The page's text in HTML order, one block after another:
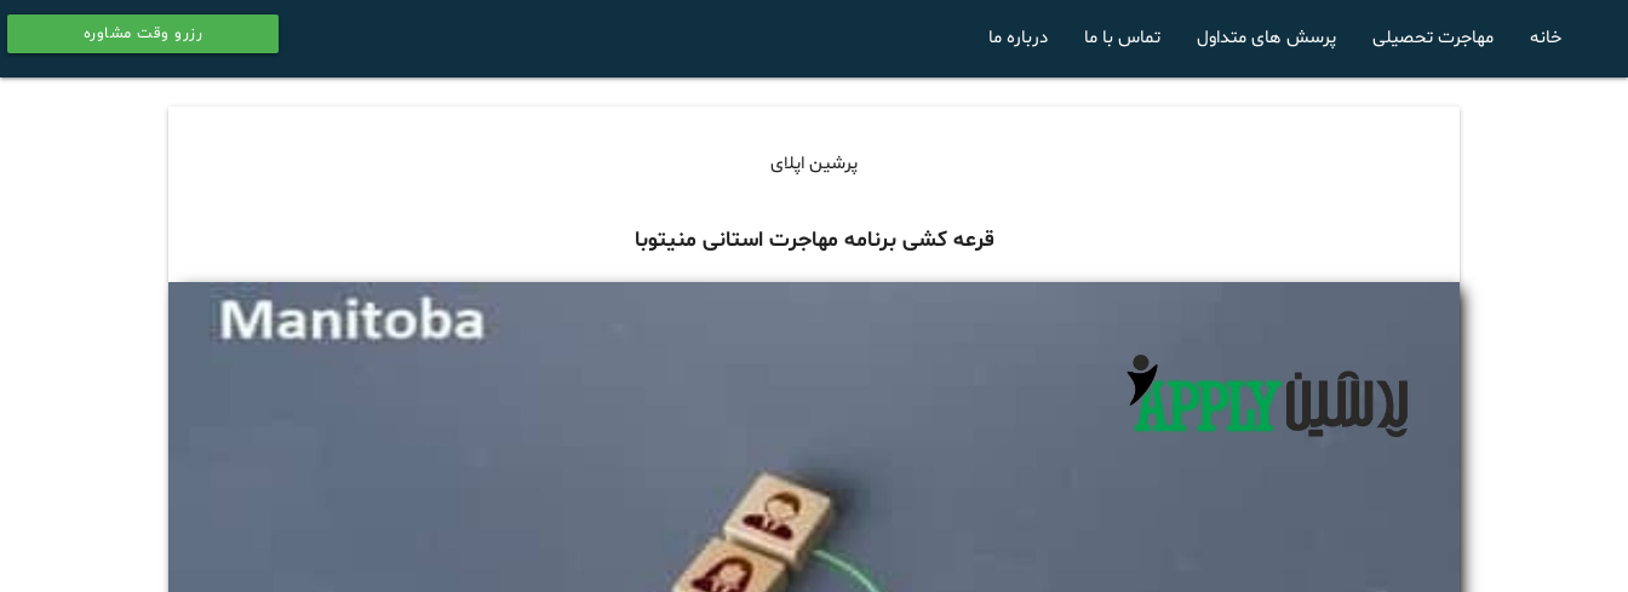
رزرو وقت مشاوره
calendar
خانه مهاجرت تحصیلی پرسش های متداول تماس با ما درباره ما
پرشین اپلای
قرعه کشی برنامه مهاجرت استانی منیتوبا